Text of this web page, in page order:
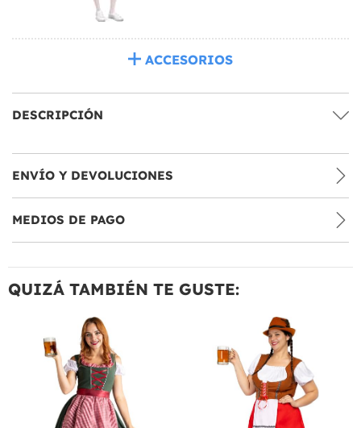
ACCESORIOS
DESCRIPCIÓN
ENVÍO Y DEVOLUCIONES
MEDIOS DE PAGO
QUIZÁ TAMBIÉN TE GUSTE: